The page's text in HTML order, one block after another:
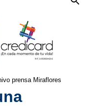
prensa Miraflores